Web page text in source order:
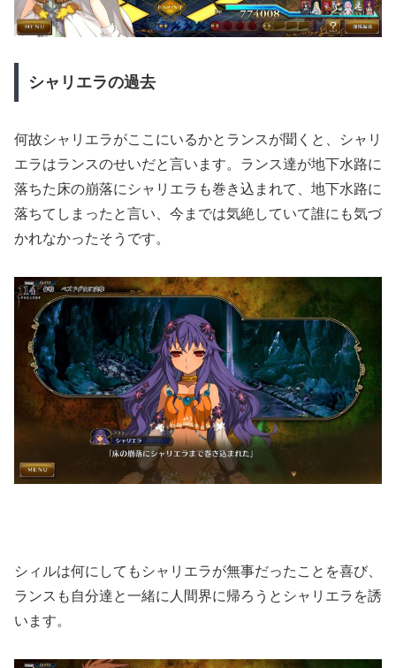
シャリエラの過去
何故シャリエラがここにいるかとランスが聞くと、シャリ
エラはランスのせいだと言います。ランス達が地下水路に
落ちた床の崩落にシャリエラも巻き込まれて、地下水路に
落ちてしまったと言い、今までは気絶していて誰にも気づ
かれなかったそうです。
シィルは何にしてもシャリエラが無事だったことを喜び、
ランスも自分達と一緒に人間界に帰ろうとシャリエラを誘
います。